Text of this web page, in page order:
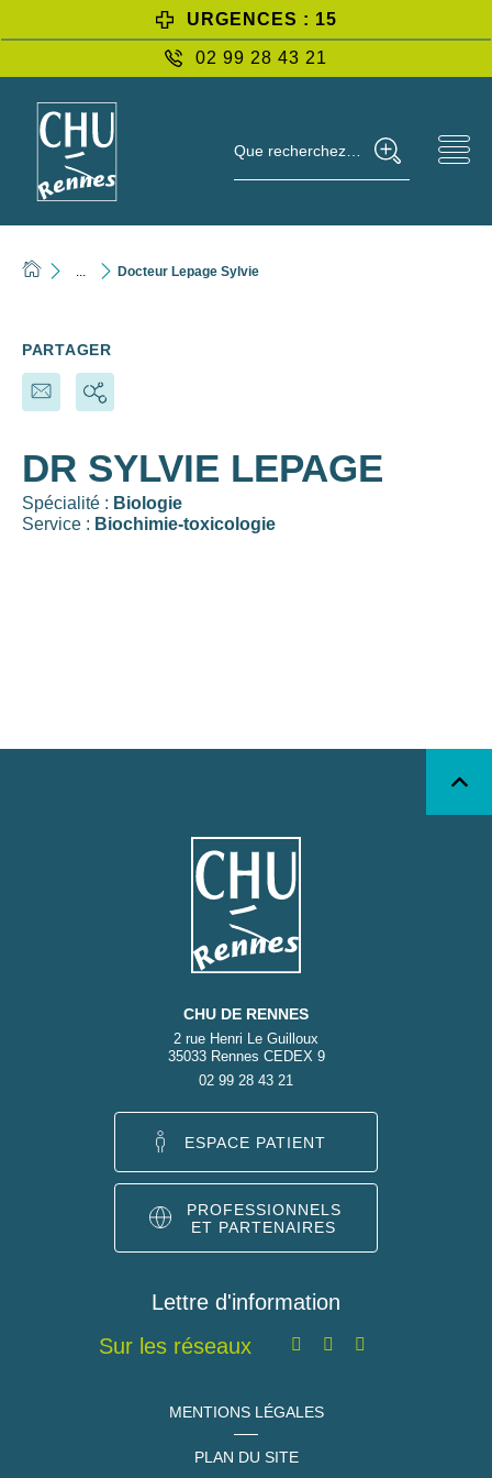
URGENCES : 15
02 99 28 43 21
Que recherchez-vous ?
Docteur Lepage Sylvie
DR SYLVIE LEPAGE
Spécialité : Biologie
Service : Biochimie-toxicologie
PARTAGER
CHU DE RENNES
2 rue Henri Le Guilloux
35033 Rennes CEDEX 9
02 99 28 43 21
ESPACE PATIENT
PROFESSIONNELS
ET PARTENAIRES
Lettre d'information
Sur les réseaux
MENTIONS LÉGALES
PLAN DU SITE